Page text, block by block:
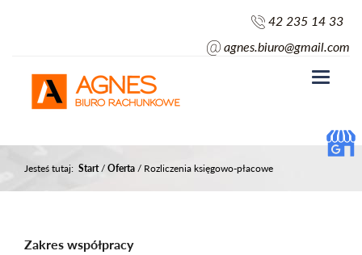
42 235 14 33
agnes.biuro@gmail.com
Toggle
Jesteś tutaj: Start/Oferta/ Rozliczenia księgowo-płacowe
Zakres współpracy